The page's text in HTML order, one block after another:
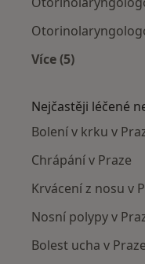
Více (5)
Nejčastěji léčené
Bolení v krku v
Chrápání v Praze
Krvácení z nosu v
Nosní polypy v
Bolest ucha v Praze